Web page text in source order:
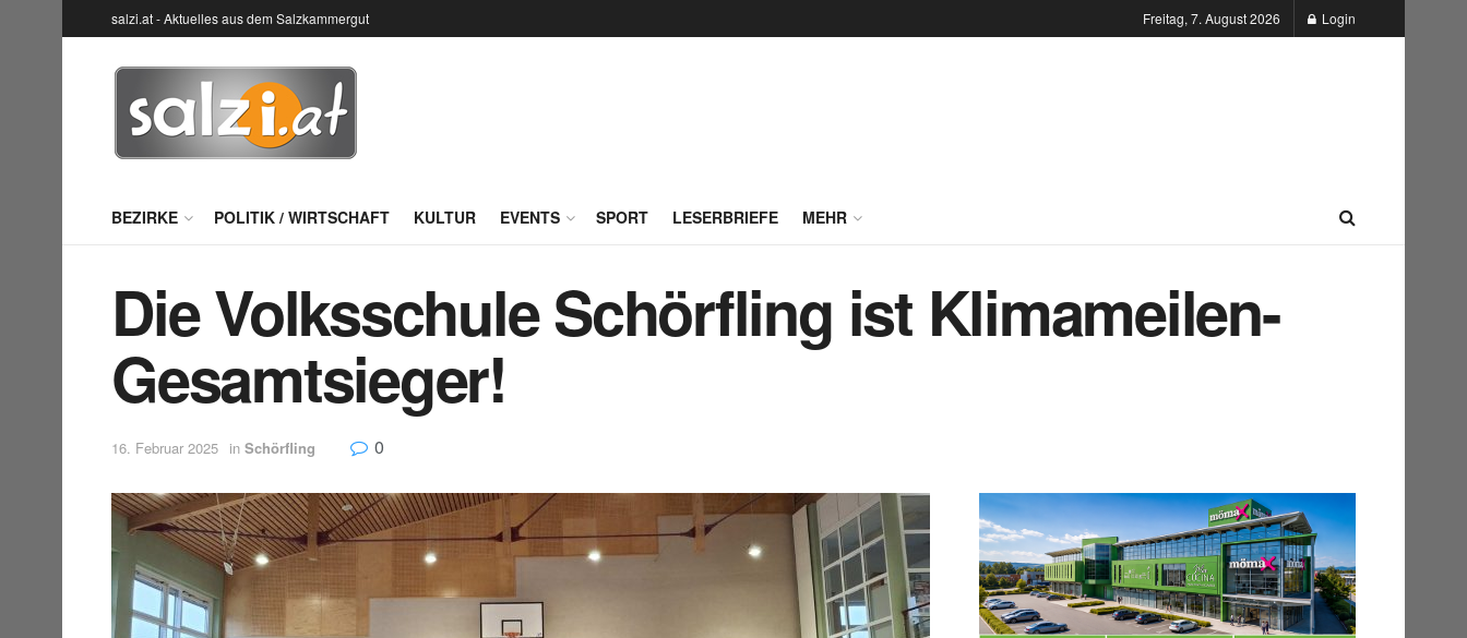
salzi.at - Aktuelles aus dem Salzkammergut Freitag, 7. August 2026 Login
BEZIRKE POLITIK / WIRTSCHAFT KULTUR EVENTS SPORT LESERBRIEFE MEHR
Die Volksschule Schörfling ist Klimameilen-
Gesamtsieger!
16. Februar 2025 in Schörfling 0